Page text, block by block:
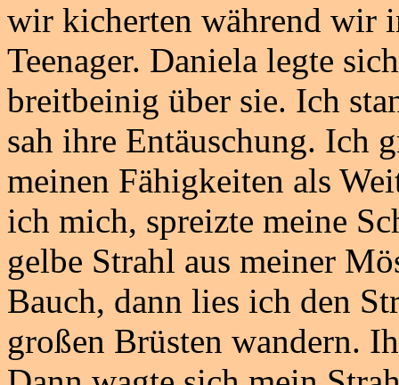
wir kicherten während wir
Teenager. Daniela legte
breitbeinig über sie. Ich
sah ihre Entäuschung. Ich
meinen Fähigkeiten als
ich mich, spreizte meine
gelbe Strahl aus meiner
Bauch, dann lies ich den
großen Brüsten wandern.